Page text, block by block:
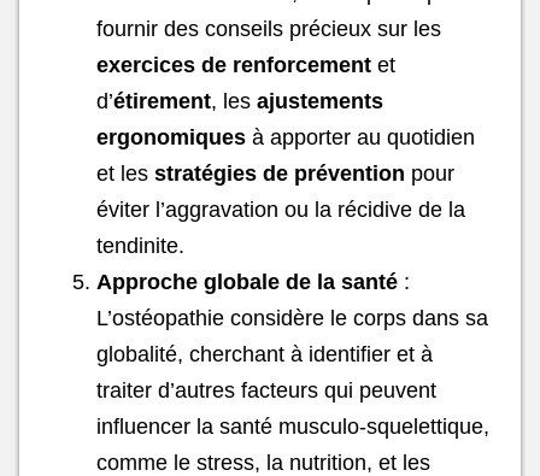
fournir des conseils précieux sur les
exercices de renforcement et
d’étirement, les ajustements
ergonomiques à apporter au quotidien
et les stratégies de prévention pour
éviter l’aggravation ou la récidive de la
tendinite.
Approche globale de la santé :
L’ostéopathie considère le corps dans sa
globalité, cherchant à identifier et à
traiter d’autres facteurs qui peuvent
influencer la santé musculo-squelettique,
comme le stress, la nutrition, et les